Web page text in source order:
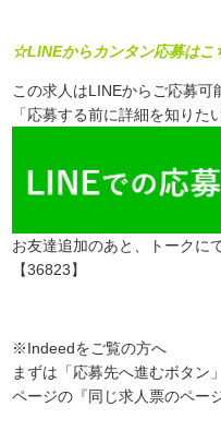
☆LINEからカンタン応募は
この求人はLINEからご応募可
「応募する前に詳細を知りた
お友達追加のあと、トークに
【36823】
※Indeedをご覧の方へ
まずは「応募先へ進むボタン
ページの『同じ求人票のペー